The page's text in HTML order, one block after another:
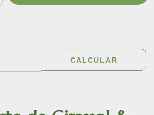
CALCULAR